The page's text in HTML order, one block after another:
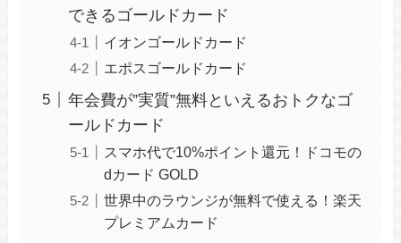
できるゴールドカード
イオンゴールドカード
エポスゴールドカード
年会費が”実質”無料といえるおトクなゴ
ールドカード
スマホ代で10%ポイント還元！ドコモの
dカード GOLD
世界中のラウンジが無料で使える！楽天
プレミアムカード